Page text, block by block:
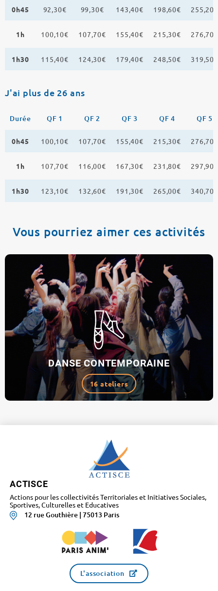
0h45 92,30€ 99,30€ 143,40€ 198,60€ 255,20€
1h 100,10€ 107,70€ 155,40€ 215,30€ 276,70€
1h30 115,40€ 124,30€ 179,40€ 248,50€ 319,50€
J'ai plus de 26 ans
Durée QF 1 QF 2 QF 3 QF 4 QF 5
0h45 100,10€ 107,70€ 155,40€ 215,30€ 276,70€
1h 107,70€ 116,00€ 167,30€ 231,80€ 297,90€
1h30 123,10€ 132,60€ 191,30€ 265,00€ 340,70€
Vous pourriez aimer ces activités
DANSE CONTEMPORAINE
16 ateliers
ACTISCE
Actions pour les collectivités Territoriales et Initiatives Sociales,
Sportives, Culturelles et Educatives
12 rue Gouthière | 75013 Paris
L'association